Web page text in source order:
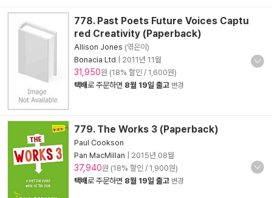
778. Past Poets Future Voices Captu
red Creativity (Paperback)
Allison Jones (엮은이)
Bonacia Ltd
2011년 11월
31,950원 (18% 할인 / 1,600원)
택배로 주문하면 8월 19일 출고 변경
779. The Works 3 (Paperback)
Paul Cookson
Pan MacMillan
2015년 08월
37,940원 (18% 할인 / 1,900원)
택배로 주문하면 8월 19일 출고 변경